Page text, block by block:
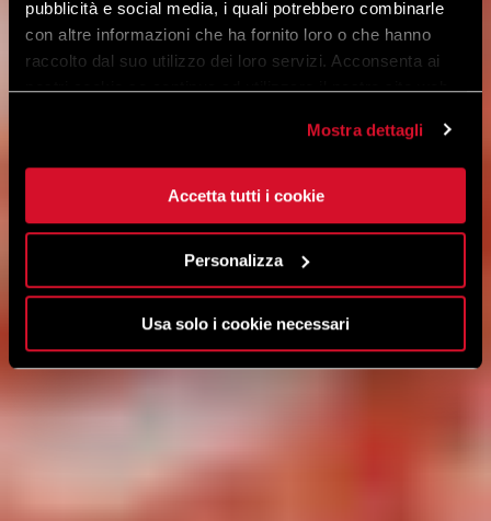
pubblicità e social media, i quali potrebbero combinarle
con altre informazioni che ha fornito loro o che hanno
raccolto dal suo utilizzo dei loro servizi. Acconsenta ai
nostri cookie se continua ad utilizzare il nostro sito web.
Mostra dettagli
Accetta tutti i cookie
Personalizza
Usa solo i cookie necessari